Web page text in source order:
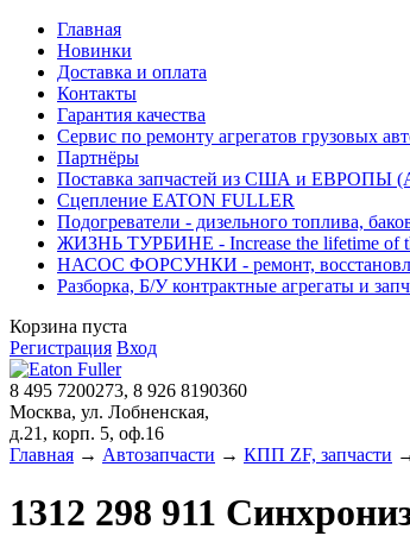
Главная
Новинки
Доставка и оплата
Контакты
Гарантия качества
Сервис по ремонту агрегатов грузовых
Партнёры
Поставка запчастей из США и
Сцепление EATON FULLER
Подогреватели - дизельного топлива,
ЖИЗНЬ ТУРБИНЕ - Increase the lifetime of
НАСОС ФОРСУНКИ - ремонт,
Разборка, Б/У контрактные агрегаты и
Корзина пуста
Регистрация Вход
8 495 7200273, 8 926 8190360
Москва, ул. Лобненская,
д.21, корп. 5, оф.16
Главная → Автозапчасти → КПП ZF, запчасти
1312 298 911